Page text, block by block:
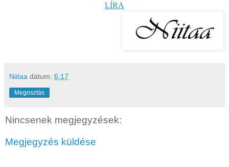
LÍRA
Niitaa dátum: 6:17
Megosztás
Nincsenek megjegyzések:
Megjegyzés küldése